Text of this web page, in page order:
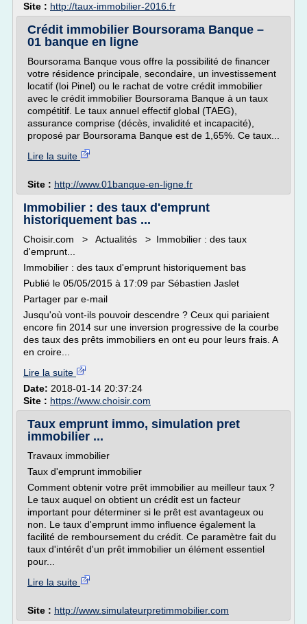
Site : http://taux-immobilier-2016.fr
Crédit immobilier Boursorama Banque –
01 banque en ligne
Boursorama Banque vous offre la possibilité de financer
votre résidence principale, secondaire, un investissement
locatif (loi Pinel) ou le rachat de votre crédit immobilier
avec le crédit immobilier Boursorama Banque à un taux
compétitif. Le taux annuel effectif global (TAEG),
assurance comprise (décès, invalidité et incapacité),
proposé par Boursorama Banque est de 1,65%. Ce taux...
Lire la suite
Site : http://www.01banque-en-ligne.fr
Immobilier : des taux d'emprunt
historiquement bas ...
Choisir.com > Actualités > Immobilier : des taux
d'emprunt...
Immobilier : des taux d'emprunt historiquement bas
Publié le 05/05/2015 à 17:09 par Sébastien Jaslet
Partager par e-mail
Jusqu'où vont-ils pouvoir descendre ? Ceux qui pariaient
encore fin 2014 sur une inversion progressive de la courbe
des taux des prêts immobiliers en ont eu pour leurs frais. A
en croire...
Lire la suite
Date: 2018-01-14 20:37:24
Site : https://www.choisir.com
Taux emprunt immo, simulation pret
immobilier ...
Travaux immobilier
Taux d'emprunt immobilier
Comment obtenir votre prêt immobilier au meilleur taux ?
Le taux auquel on obtient un crédit est un facteur
important pour déterminer si le prêt est avantageux ou
non. Le taux d'emprunt immo influence également la
facilité de remboursement du crédit. Ce paramètre fait du
taux d'intérêt d'un prêt immobilier un élément essentiel
pour...
Lire la suite
Site : http://www.simulateurpretimmobilier.com